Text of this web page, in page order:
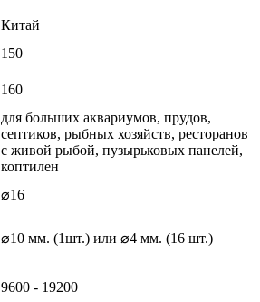
Китай
150
160
для больших аквариумов, прудов,
септиков, рыбных хозяйств, ресторанов
с живой рыбой, пузырьковых панелей,
коптилен
⌀16
⌀10 мм. (1шт.) или ⌀4 мм. (16 шт.)
9600 - 19200